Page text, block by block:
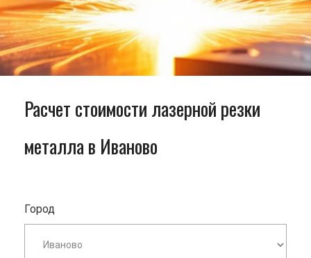
Расчет стоимости лазерной резки
металла в Иваново
Город